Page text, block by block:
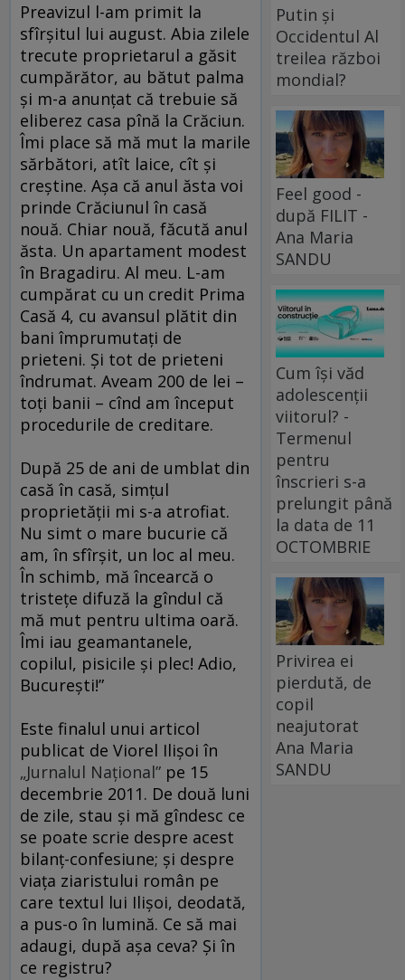
Preavizul l-am primit la
sfîrşitul lui august. Abia zilele
trecute proprietarul a găsit
cumpărător, au bătut palma
şi m-a anunţat că trebuie să
eliberez casa pînă la Crăciun.
Îmi place să mă mut la marile
sărbători, atît laice, cît şi
creştine. Aşa că anul ăsta voi
prinde Crăciunul în casă
nouă. Chiar nouă, făcută anul
ăsta. Un apartament modest
în Bragadiru. Al meu. L-am
cumpărat cu un credit Prima
Casă 4, cu avansul plătit din
bani împrumutaţi de
prieteni. Şi tot de prieteni
îndrumat. Aveam 200 de lei –
toţi banii – cînd am început
procedurile de creditare.
După 25 de ani de umblat din
casă în casă, simţul
proprietăţii mi s-a atrofiat.
Nu simt o mare bucurie că
am, în sfîrşit, un loc al meu.
În schimb, mă încearcă o
tristeţe difuză la gîndul că
mă mut pentru ultima oară.
Îmi iau geamantanele,
copilul, pisicile şi plec! Adio,
Bucureşti!”
Este finalul unui articol
publicat de Viorel Ilişoi în
„Jurnalul Naţional” pe 15
decembrie 2011. De două luni
de zile, stau şi mă gîndesc ce
se poate scrie despre acest
bilanţ-confesiune; şi despre
viaţa ziaristului român pe
care textul lui Ilişoi, deodată,
a pus-o în lumină. Ce să mai
adaugi, după aşa ceva? Şi în
ce registru?
Putin și
Occidentul Al
treilea război
mondial?
Feel good -
după FILIT -
Ana Maria
SANDU
Cum își văd
adolescenții
viitorul? -
Termenul
pentru
înscrieri s-a
prelungit până
la data de 11
OCTOMBRIE
Privirea ei
pierdută, de
copil
neajutorat
Ana Maria
SANDU